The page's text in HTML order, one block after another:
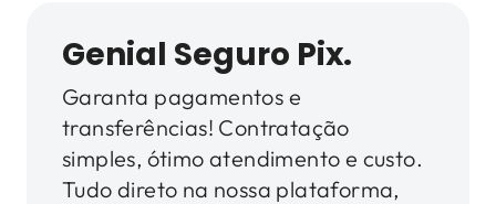
Genial Seguro Pix.
Garanta pagamentos e
transferências! Contratação
simples, ótimo atendimento e custo.
Tudo direto na nossa plataforma,